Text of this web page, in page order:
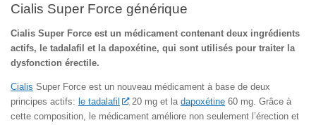
Cialis Super Force générique
Cialis Super Force est un médicament contenant deux ingrédients
actifs, le tadalafil et la dapoxétine, qui sont utilisés pour traiter la
dysfonction érectile.
Cialis Super Force est un nouveau médicament à base de deux
principes actifs: le tadalafil 20 mg et ladapoxétine 60 mg. Grâce à
cette composition, le médicament améliore non seulement l’érection et